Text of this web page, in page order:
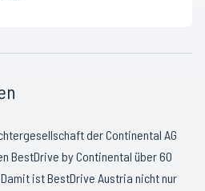
der Continental AG
BestDrive by Continental über 60
ist BestDrive Austria nicht nur